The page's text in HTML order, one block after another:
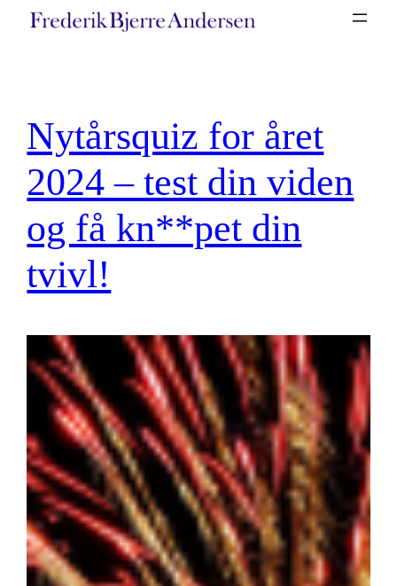
Spring
Nytårsquiz for året
2024 – test din viden
og få kn**pet din
tvivl!